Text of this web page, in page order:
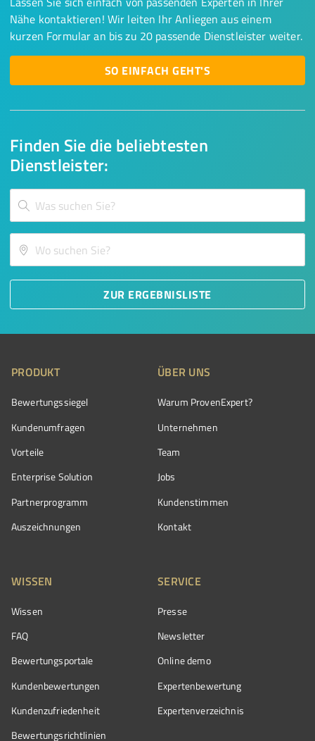
Finden Sie die beliebtesten
Dienstleister:
ZUR ERGEBNISLISTE
Nähe kontaktieren! Wir leiten Ihr Anliegen aus einem
kurzen Formular an bis zu 20 passende Dienstleister weiter.
SO EINFACH GEHT'S
PRODUKT
Bewertungssiegel
Kundenumfragen
Vorteile
Enterprise Solution
Partnerprogramm
Auszeichnungen
ÜBER UNS
Warum ProvenExpert?
Unternehmen
Team
Jobs
Kundenstimmen
Kontakt
WISSEN
Wissen
FAQ
Bewertungsportale
Kundenbewertungen
Kundenzufriedenheit
Bewertungs­richtlinien
SERVICE
Presse
Newsletter
Online demo
Expertenbewertung
Expertenverzeichnis